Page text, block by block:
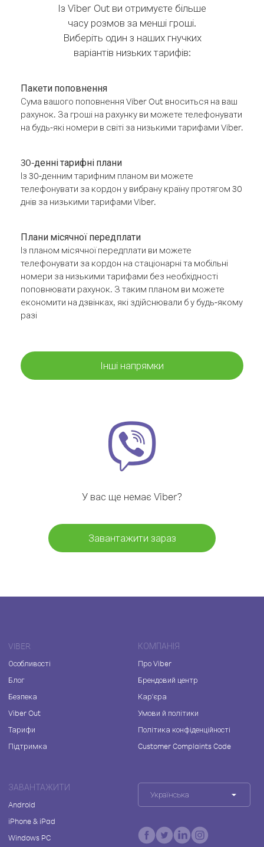
Із Viber Out ви отримуєте більше
часу розмов за менші гроші.
Виберіть один з наших гнучких
варіантів низьких тарифів:
Пакети поповнення
Сума вашого поповнення Viber Out вноситься на ваш
рахунок. За гроші на рахунку ви можете телефонувати
на будь-які номери в світі за низькими тарифами Viber.
30-денні тарифні плани
Із 30-денним тарифним планом ви можете
телефонувати за кордон у вибрану країну протягом 30
днів за низькими тарифами Viber.
Плани місячної передплати
Із планом місячної передплати ви можете
телефонувати за кордон на стаціонарні та мобільні
номери за низькими тарифами без необхідності
поповнювати рахунок. З таким планом ви можете
економити на дзвінках, які здійснювали б у будь-якому
разі
Інші напрямки
У вас ще немає Viber?
Завантажити зараз
VIBER
Особливості
Блог
Безпека
Viber Out
Тарифи
Підтримка
КОМПАНІЯ
Про Viber
Брендовий центр
Кар'єра
Умови й політики
Політика конфіденційності
Customer Complaints Code
ЗАВАНТАЖИТИ
Android
iPhone & iPad
Windows PC
Українська